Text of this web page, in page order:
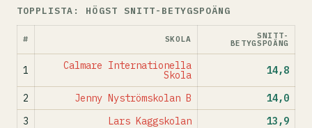
TOPPLISTA: HÖGST SNITT-BETYGSPOÄNG
# SKOLA SNITT-
BETYGSPOÄNG
1 Calmare Internationella
Skola 14,8
2 Jenny Nyströmskolan B
14,0
3
Lars Kaggskolan 13,9